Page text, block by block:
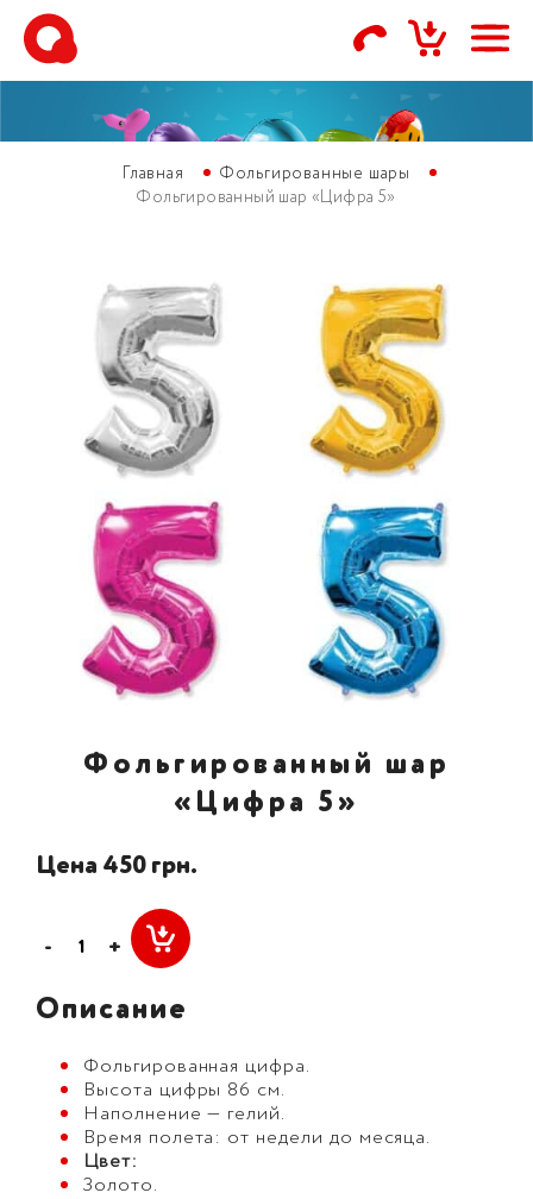
Главная
Фольгированные шары
Фольгированный шар «Цифра 5»
Фольгированный шар
«Цифра 5»
Цена 450 грн.
- +
Описание
Фольгированная цифра.
Высота цифры 86 см.
Наполнение — гелий.
Время полета: от недели до месяца.
Цвет:
Золото.